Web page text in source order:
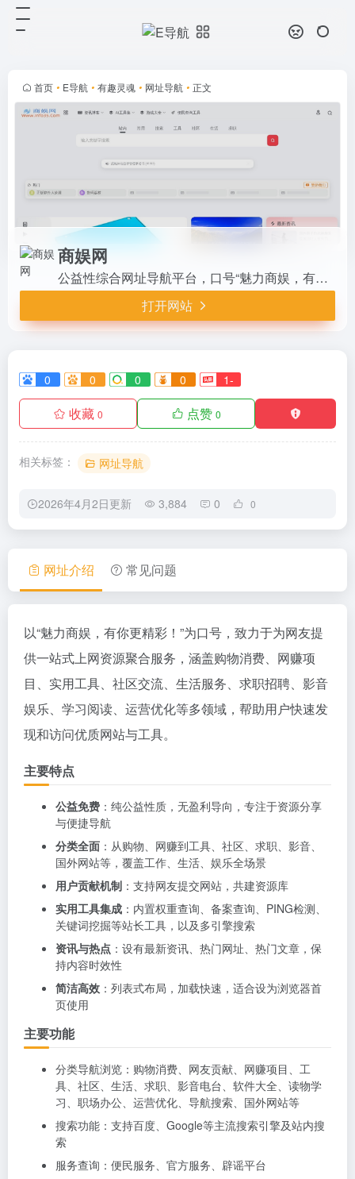
首页 • E导航 • 有趣灵魂 • 网址导航 • 正文
商娱网
公益性综合网址导航平台，口号“魅力商娱，有你更精彩！”。精选购物消费、网赚项目、实用工具、社区、生活、求职、影音娱乐、学习资源等优质链接，支持网友提交网站。分类清晰、搜索便捷，适合设为浏览器首页，帮助用户高效发现资源，提升上网体验，是日常工作生活娱乐的实用导航站。
打开网站
0 0 0 0 1-
收藏 0 点赞 0
相关标签： 网址导航
2026年4月2日更新 3,884 0 0
消费、网赚项目、实用工具、社区、
生活、求职、影音娱乐、学习资源等
优质链接，支持网友提交网站。分
类...
网址介绍 常见问题
以“魅力商娱，有你更精彩！”为口号，致力于为网友提
供一站式上网资源聚合服务，涵盖购物消费、网赚项
目、实用工具、社区交流、生活服务、求职招聘、影音
娱乐、学习阅读、运营优化等多领域，帮助用户快速发
现和访问优质网站与工具。
主要特点
公益免费 ：纯公益性质，无盈利导向，专注于资源分享
与便捷导航
分类全面 ：从购物、网赚到工具、社区、求职、影音、
国外网站等，覆盖工作、生活、娱乐全场景
用户贡献机制 ：支持网友提交网站，共建资源库
实用工具集成 ：内置权重查询、备案查询、PING检测、
关键词挖掘等站长工具，以及多引擎搜索
资讯与热点 ：设有最新资讯、热门网址、热门文章，保
持内容时效性
简洁高效 ：列表式布局，加载快速，适合设为浏览器首
页使用
主要功能
分类导航浏览：购物消费、网友贡献、网赚项目、工
具、社区、生活、求职、影音电台、软件大全、读物学
习、职场办公、运营优化、导航搜索、国外网站等
搜索功能：支持百度、Google等主流搜索引擎及站内搜
索
服务查询：便民服务、官方服务、辟谣平台